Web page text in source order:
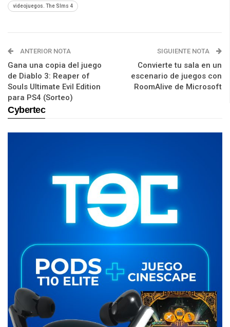
videojuegos. The SIms 4
ANTERIOR NOTA
Gana una copia del juego
de Diablo 3: Reaper of
Souls Ultimate Evil Edition
para PS4 (Sorteo)
SIGUIENTE NOTA
Convierte tu sala en un
escenario de juegos con
RoomAlive de Microsoft
Cybertec